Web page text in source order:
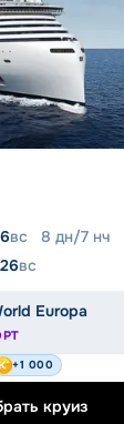
вс 8 дн/7 нч
вс
Europa
+1 000
круиз